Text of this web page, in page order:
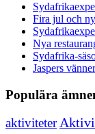
Fira jul och
Nya
Sydafrika-
Jaspers
Populära
aktiviteter